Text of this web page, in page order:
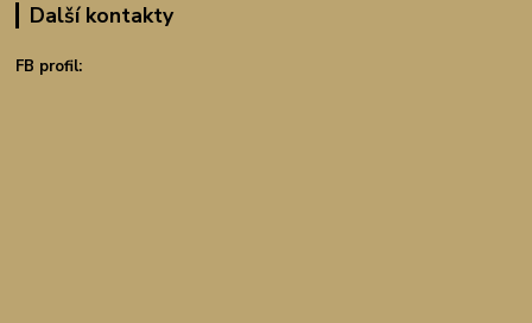
Další kontakty
FB profil: